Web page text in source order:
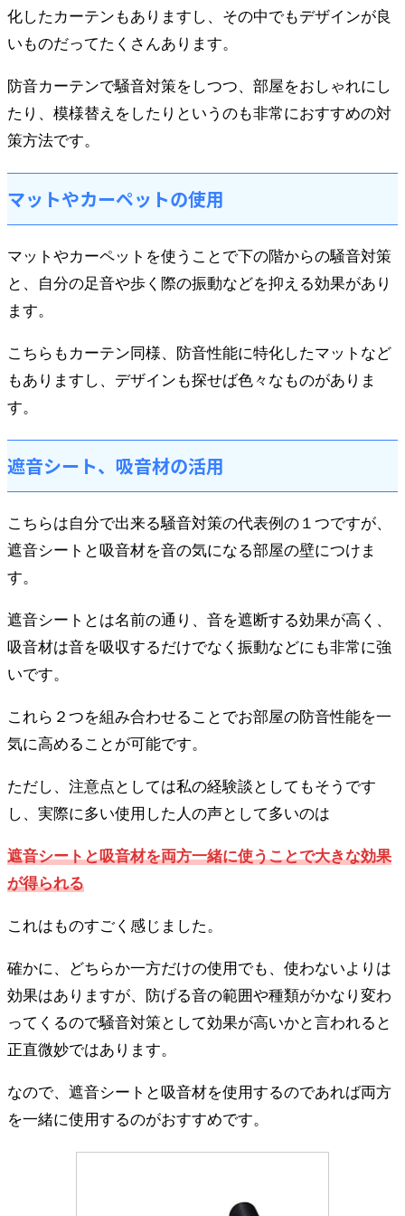
化したカーテンもありますし、その中でもデザインが良
いものだってたくさんあります。
防音カーテンで騒音対策をしつつ、部屋をおしゃれにし
たり、模様替えをしたりというのも非常におすすめの対
策方法です。
マットやカーペットの使用
マットやカーペットを使うことで下の階からの騒音対策
と、自分の足音や歩く際の振動などを抑える効果があり
ます。
こちらもカーテン同様、防音性能に特化したマットなど
もありますし、デザインも探せば色々なものがありま
す。
遮音シート、吸音材の活用
こちらは自分で出来る騒音対策の代表例の１つですが、
遮音シートと吸音材を音の気になる部屋の壁につけま
す。
遮音シートとは名前の通り、音を遮断する効果が高く、
吸音材は音を吸収するだけでなく振動などにも非常に強
いです。
これら２つを組み合わせることでお部屋の防音性能を一
気に高めることが可能です。
ただし、注意点としては私の経験談としてもそうです
し、実際に多い使用した人の声として多いのは
遮音シートと吸音材を両方一緒に使うことで大きな効果
が得られる
これはものすごく感じました。
確かに、どちらか一方だけの使用でも、使わないよりは
効果はありますが、防げる音の範囲や種類がかなり変わ
ってくるので騒音対策として効果が高いかと言われると
正直微妙ではあります。
なので、遮音シートと吸音材を使用するのであれば両方
を一緒に使用するのがおすすめです。